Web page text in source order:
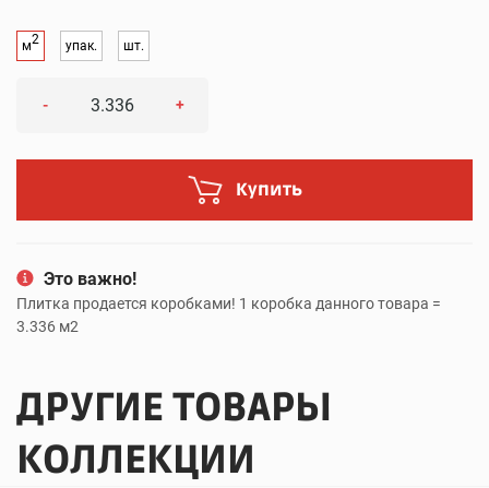
м2 упак. шт.
- +
Купить
Это важно!
Плитка продается коробками! 1 коробка данного товара =
3.336 м2
ДРУГИЕ ТОВАРЫ
КОЛЛЕКЦИИ